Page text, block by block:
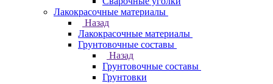
Лакокрасочные материалы
Назад
Лакокрасочные материалы
Грунтовочные составы
Назад
Грунтовочные составы
Грунтовки